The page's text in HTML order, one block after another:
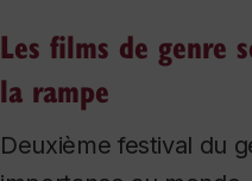
Les films de genre
la rampe
Deuxième festival du